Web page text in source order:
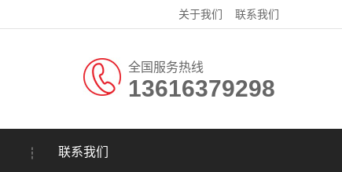
关于我们 联系我们
全国服务热线
13616379298
联系我们